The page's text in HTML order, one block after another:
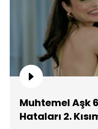
Muhtemel Aşk
Hataları 2.